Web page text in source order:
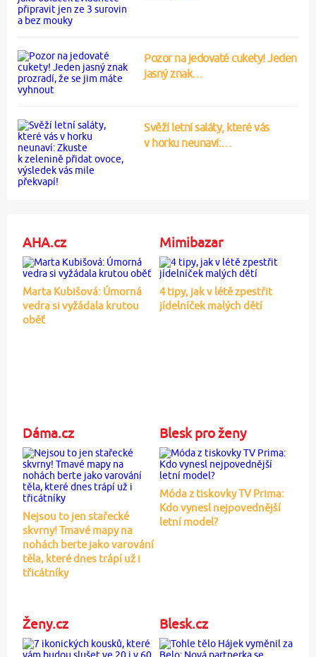
Pozor na jedovaté cukety! Jeden
jasný znak…
Svěží letní saláty, které vás
v horku neunaví:…
AHA.cz
Marta Kubišová: Úmorná
vedra si vyžádala krutou
oběť
Mimibazar
4 tipy, jak v létě zpestřit
jídelníček malých dětí
Dáma.cz
Nejsou to jen stařecké
skvrny! Tmavé mapy na
nohách berte jako varování
těla, které dnes trápí už i
třicátníky
Blesk pro ženy
Móda z tiskovky TV Prima:
Kdo vynesl nejpovednější
letní model?
Ženy.cz Blesk.cz